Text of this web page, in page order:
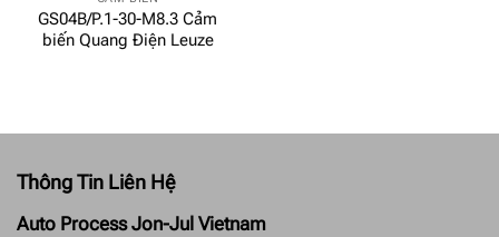
GS04B/P.1-30-M8.3 Cảm
biến Quang Điện Leuze
Thông Tin Liên Hệ
Auto Process Jon-Jul Vietnam